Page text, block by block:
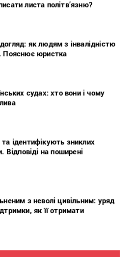
листа політв’язню?
як людям з інвалідністю
Пояснює юристка
судах: хто вони і чому
ідентифікують зниклих
Відповіді на поширені
з неволі цивільним: уряд
як її отримати